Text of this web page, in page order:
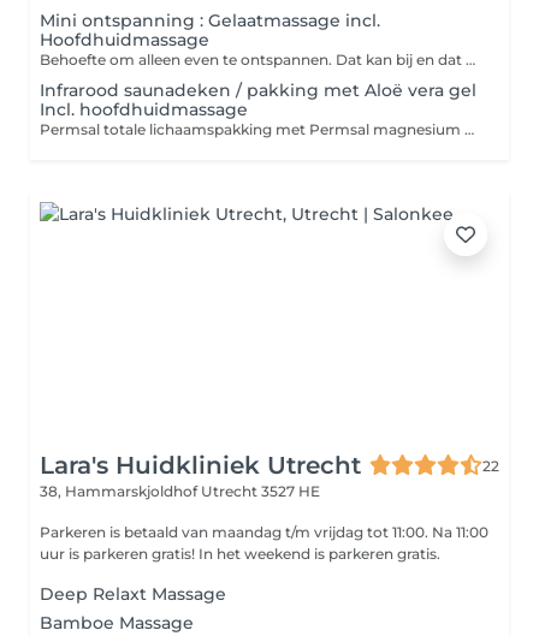
Mini ontspanning : Gelaatmassage incl.
Hoofdhuidmassage
Behoefte om alleen even te ontspannen. Dat kan bij en dat begint bij deze Mine ontspanning. Kan net genoeg zijn voor een Me-time moment. U zorgt voor een gereinigde huid dan kan er gelijk gestart worden met gelaatmassage. U zal met CHI aromatische huidolie gemasseerd worden. Hoofdhuid & haar zal met Azur huidolie gewerkt worden. Geen tijd om uw huid zelf te reinigen dan is er een keuze deze erbij te boeken.
Infrarood saunadeken / pakking met Aloë vera gel
Incl. hoofdhuidmassage
Permsal totale lichaamspakking met Permsal magnesium Aloë Vera gel OF Permsal magnesium Gel Inclusief Hoofdhuidmassage Pakking 40 min. De totale behandeling duurt ca. 60 min. Infrarood saunadeken zorgt voor directe warmte op de huid en gewrichten voor een diepwerkende ontspanning voor de spieren. De saunadeken kan verlichting bieden bij mensen met reumaklachten, fybromyalgie, spierstijfheid, spier en /of gewrichtspijnen. Zorgt voor ontspanning en stimuleert een goede nachtrust. Daarnaast krijgt je stofwisseling een boost. Contra-indicatie : Helaas niet geschikt voor mensen met een pacemaker of tens-apparaat en zwangere. Bij een verminderde nierfunctie, hartblok ( stroring in de prikkelgeleiding van het hart) en neuromusculaire aandoeningen dan is in deze pakking niet geschikt.
Lara's Huidkliniek Utrecht
22
38, Hammarskjoldhof Utrecht 3527 HE
Parkeren is betaald van maandag t/m vrijdag tot 11:00. Na 11:00
uur is parkeren gratis! In het weekend is parkeren gratis.
Deep Relaxt Massage
Bamboe Massage